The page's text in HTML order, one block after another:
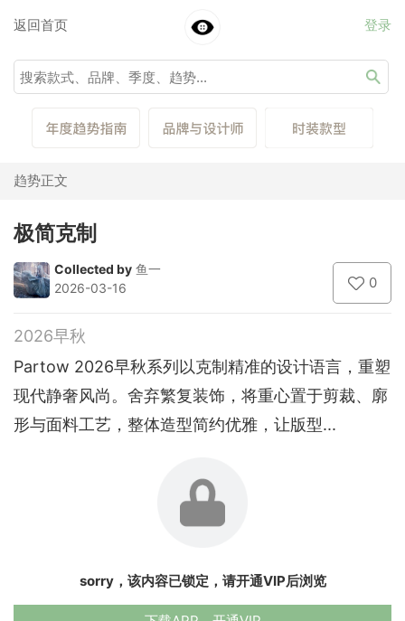
返回首页 登录
趋势正文
极简克制
Collected by 鱼一
2026-03-16
0
2026早秋
Partow 2026早秋系列以克制精准的设计语言，重塑
现代静奢风尚。舍弃繁复装饰，将重心置于剪裁、廓
形与面料工艺，整体造型简约优雅，让版型...
sorry，该内容已锁定，请开通VIP后浏览